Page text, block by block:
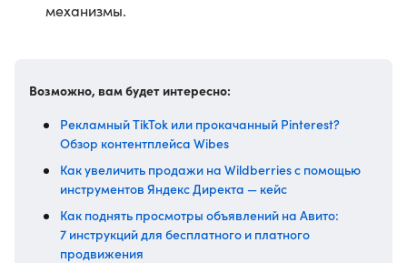
механизмы.
Возможно, вам будет интересно:
Рекламный TikTok или прокачанный Pinterest?
Обзор контентплейса Wibes
Как увеличить продажи на Wildberries с помощью
инструментов Яндекс Директа — кейс
Как поднять просмотры объявлений на Авито:
7 инструкций для бесплатного и платного
продвижения